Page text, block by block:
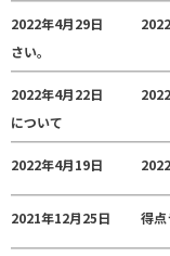
2022年4月29日
さい。
2022年4月22日
について
2022年4月19日
2021年12月25日 得点